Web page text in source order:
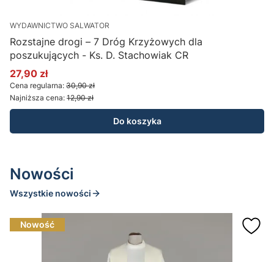
WYDAWNICTWO SALWATOR
Rozstajne drogi – 7 Dróg Krzyżowych dla
poszukujących - Ks. D. Stachowiak CR
Cena promocyjna
27,90 zł
Cena regularna: 30,90 zł
Najniższa cena: 12,90 zł
Do koszyka
Nowości
Wszystkie nowości
Nowość